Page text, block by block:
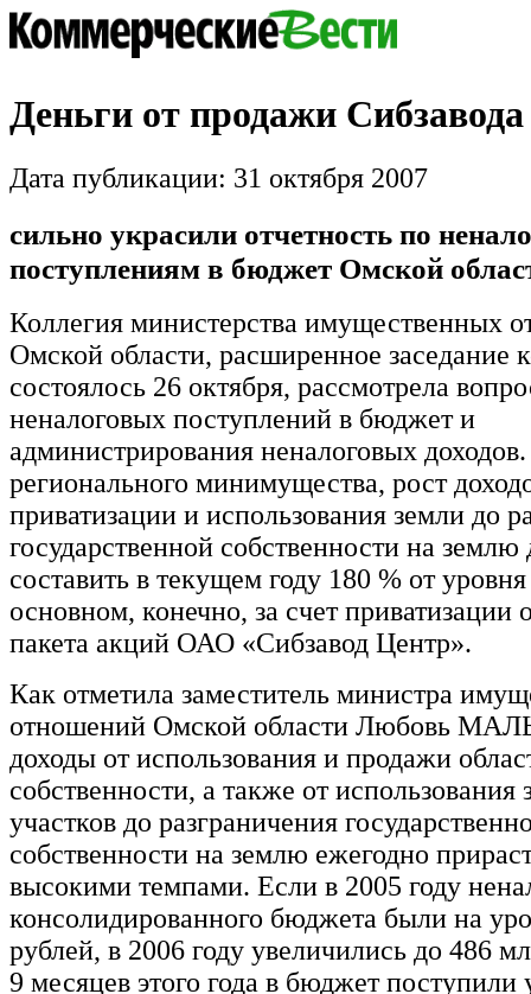
Деньги от продажи Сибзавода
Дата публикации: 31 октября 2007
сильно украсили отчетность по
поступлениям в бюджет Омской
Коллегия министерства имущественных
Омской области, расширенное заседание
состоялось 26 октября, рассмотрела
неналоговых поступлений в бюджет и
администрирования неналоговых
регионального минимущества, рост
приватизации и использования земли до
государственной собственности на
составить в текущем году 180 % от
основном, конечно, за счет приватизации
пакета акций ОАО «Сибзавод Центр».
Как отметила заместитель министра
отношений Омской области Любовь
доходы от использования и продажи
собственности, а также от использования
участков до разграничения
собственности на землю ежегодно
высокими темпами. Если в 2005 году
консолидированного бюджета были на
рублей, в 2006 году увеличились до 486
9 месяцев этого года в бюджет